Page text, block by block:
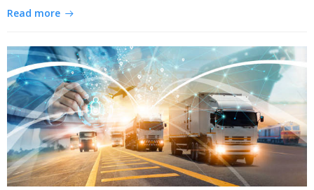
Read more